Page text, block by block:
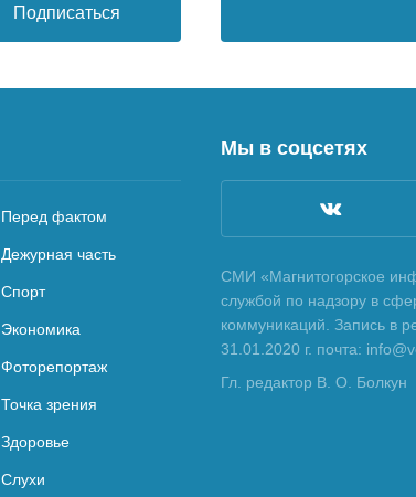
Подписаться
Перед фактом
Дежурная часть
Спорт
Экономика
Фоторепортаж
Точка зрения
Здоровье
Слухи
Мы в соцсетях
СМИ «Магнитогорское
службой по надзору в
коммуникаций. Запись в
31.01.2020 г. почта:
Гл. редактор В. О. Болкун